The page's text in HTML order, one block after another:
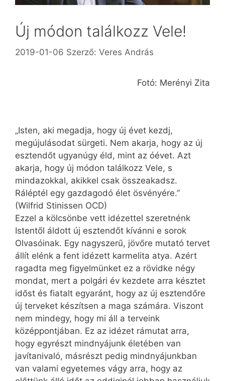
Új módon találkozz Vele!
2019-01-06 Szerző: Veres András
Fotó: Merényi Zita
„Isten, aki megadja, hogy új évet kezdj,
megújulásodat sürgeti. Nem akarja, hogy az új
esztendőt ugyanúgy éld, mint az óévet. Azt
akarja, hogy új módon találkozz Vele, s
mindazokkal, akikkel csak összeakadsz.
Ráléptél egy gazdagodó élet ösvényére.”
(Wilfrid Stinissen OCD)
Ezzel a kölcsönbe vett idézettel szeretnénk
Istentől áldott új esztendőt kívánni e sorok
Olvasóinak. Egy nagyszerű, jövőre mutató tervet
állít elénk a fent idézett karmelita atya. Azért
ragadta meg figyelmünket ez a rövidke négy
mondat, mert a polgári év kezdete arra késztet
időst és fiatalt egyaránt, hogy az új esztendőre
új terveket készítsen a maga számára. Viszont
nem mind­egy, hogy mi áll a terveink
középpontjában. Ez az idézet rámutat arra,
hogy egyrészt mindnyájunk életében van
javítanivaló, másrészt pedig mindnyájunkban
van valami egyetemes vágy arra, hogy az